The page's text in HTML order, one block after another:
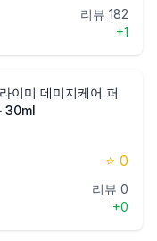
리뷰 182
+1
이미 데미지케어 퍼
30ml
⭐ 0
리뷰 0
+0